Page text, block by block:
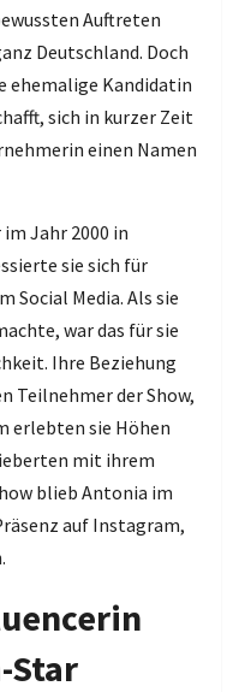
Auftreten
Deutschland. Doch
ehemalige Kandidatin
sich in kurzer Zeit
einen Namen
Jahr 2000 in
sie sich für
Social Media. Als sie
war das für sie
Ihre Beziehung
Teilnehmer der Show,
erlebten sie Höhen
mit ihrem
blieb Antonia im
auf Instagram,
Star